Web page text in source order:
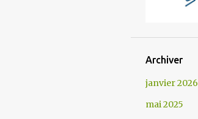
Archiver
janvier 2026
mai 2025